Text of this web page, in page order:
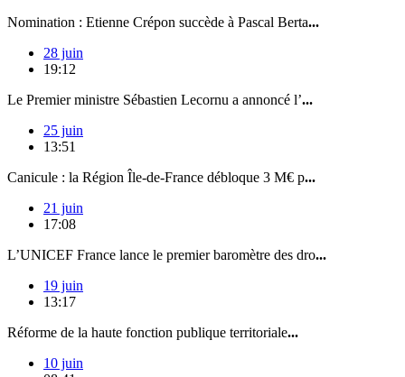
Nomination : Etienne Crépon succède à Pascal Berta...
28 juin
19:12
Le Premier ministre Sébastien Lecornu a annoncé l’...
25 juin
13:51
Canicule : la Région Île-de-France débloque 3 M€ p...
21 juin
17:08
L’UNICEF France lance le premier baromètre des dro...
19 juin
13:17
Réforme de la haute fonction publique territoriale...
10 juin